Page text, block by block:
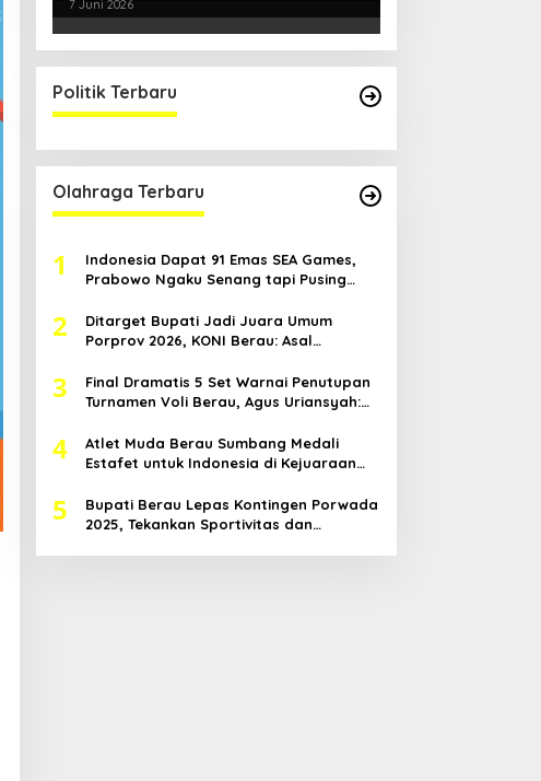
7 Juni 2026
Politik Terbaru
Olahraga Terbaru
1
Indonesia Dapat 91 Emas SEA Games,
Prabowo Ngaku Senang tapi Pusing
2
Ditarget Bupati Jadi Juara Umum
Porprov 2026, KONI Berau: Asal
3
Final Dramatis 5 Set Warnai Penutupan
Turnamen Voli Berau, Agus Uriansyah:
4
Atlet Muda Berau Sumbang Medali
Estafet untuk Indonesia di Kejuaraan
5
Bupati Berau Lepas Kontingen Porwada
2025, Tekankan Sportivitas dan